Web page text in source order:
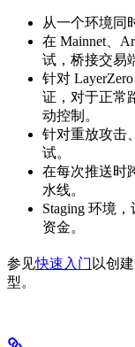
从一个环境同
在 Mainnet、
试，桥接交易
针对
证，对于正常
动控制。
针对重放攻击
试。
在每次推送时
水线。
Staging 环境
资金。
参见快速入门 以创
型。